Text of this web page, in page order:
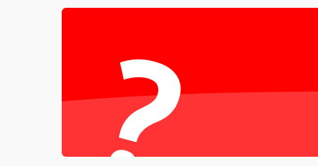
Хладагент
?